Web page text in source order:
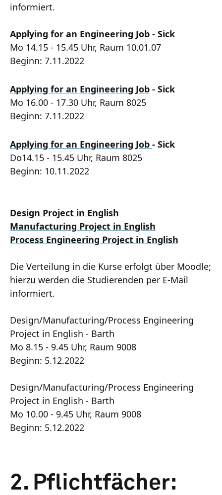
informiert.
Applying for an Engineering Job - Sick
Mo 14.15 - 15.45 Uhr, Raum 10.01.07
Beginn: 7.11.2022
Applying for an Engineering Job - Sick
Mo 16.00 - 17.30 Uhr, Raum 8025
Beginn: 7.11.2022
Applying for an Engineering Job - Sick
Do14.15 - 15.45 Uhr, Raum 8025
Beginn: 10.11.2022
Design Project in English
Manufacturing Project in English
Process Engineering Project in English
Die Verteilung in die Kurse erfolgt über Moodle;
hierzu werden die Studierenden per E-Mail
informiert.
Design/Manufacturing/Process Engineering
Project in English - Barth
Mo 8.15 - 9.45 Uhr, Raum 9008
Beginn: 5.12.2022
Design/Manufacturing/Process Engineering
Project in English - Barth
Mo 10.00 - 9.45 Uhr, Raum 9008
Beginn: 5.12.2022
2. Pflichtfächer: